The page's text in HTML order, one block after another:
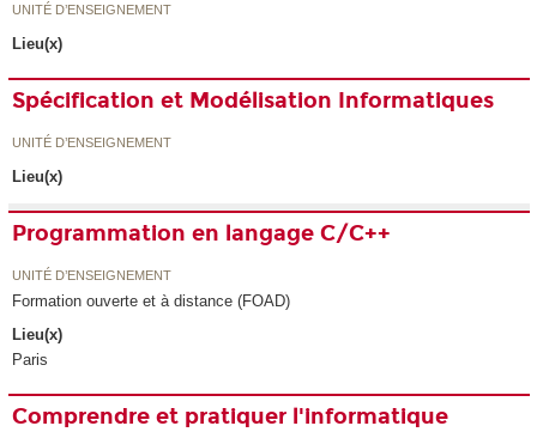
UNITÉ D’ENSEIGNEMENT
Lieu(x)
Spécification et Modélisation Informatiques
UNITÉ D’ENSEIGNEMENT
Lieu(x)
Programmation en langage C/C++
UNITÉ D’ENSEIGNEMENT
Formation ouverte et à distance (FOAD)
Lieu(x)
Paris
Comprendre et pratiquer l'informatique